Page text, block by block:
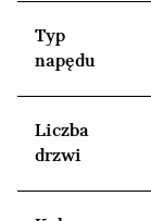
Typ
napędu
Liczba
drzwi